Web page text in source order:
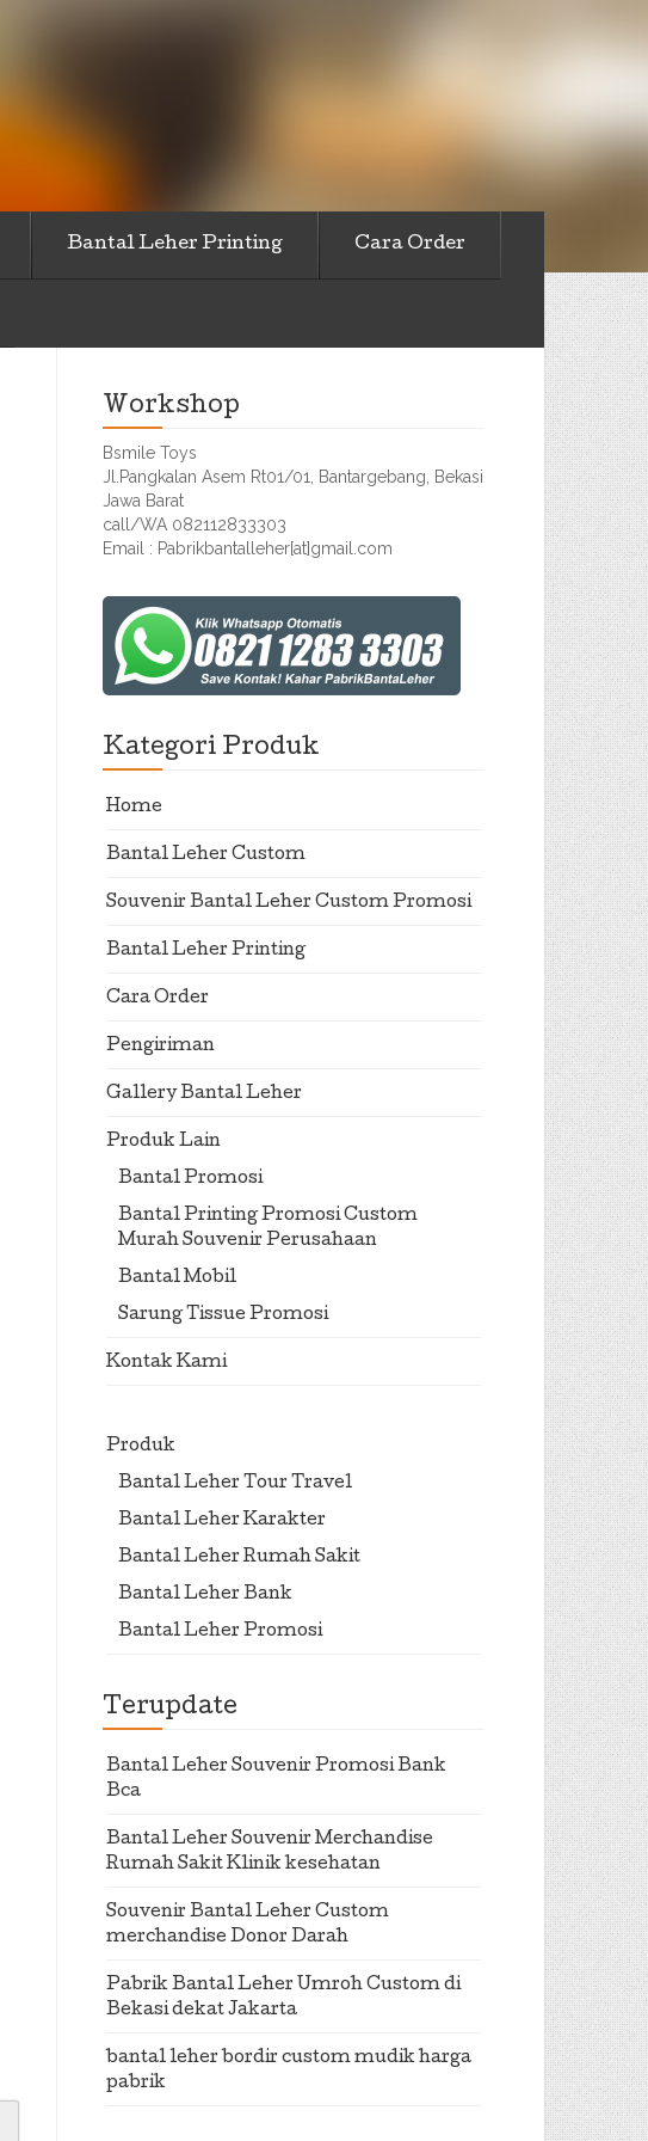
Bantal Leher Printing Cara Order
Workshop
Bsmile Toys
Jl.Pangkalan Asem Rt01/01, Bantargebang, Bekasi
Jawa Barat
call/WA 082112833303
Email : Pabrikbantalleher[at]gmail.com
Kategori Produk
Home
Bantal Leher Custom
Souvenir Bantal Leher Custom Promosi
Bantal Leher Printing
Cara Order
Pengiriman
Gallery Bantal Leher
Produk Lain
Bantal Promosi
Bantal Printing Promosi Custom
Murah Souvenir Perusahaan
Bantal Mobil
Sarung Tissue Promosi
Kontak Kami
Produk
Bantal Leher Tour Travel
Bantal Leher Karakter
Bantal Leher Rumah Sakit
Bantal Leher Bank
Bantal Leher Promosi
Terupdate
Bantal Leher Souvenir Promosi Bank
Bca
Bantal Leher Souvenir Merchandise
Rumah Sakit Klinik kesehatan
Souvenir Bantal Leher Custom
merchandise Donor Darah
Pabrik Bantal Leher Umroh Custom di
Bekasi dekat Jakarta
bantal leher bordir custom mudik harga
pabrik